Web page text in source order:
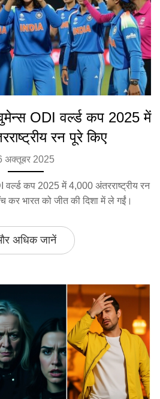
वुमेन्स ODI वर्ल्ड कप 2025 में
रन पूरे किए
अक्तूबर 2025
वर्ल्ड कप 2025 में 4,000 अंतरराष्ट्रीय रन
कर भारत को जीत की दिशा में ले गईं।
अधिक जानें